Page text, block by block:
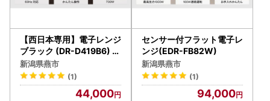
【西日本専用】電子レンジ
ブラック (DR-D419B6) 【
60Hz】
新潟県燕市
(1)
44,000
センサー付フラット電子レ
ンジ(EDR-FB82W)
新潟県燕市
(1)
94,000